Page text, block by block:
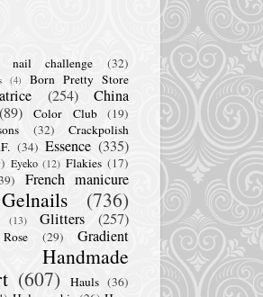
challenge (32)
(4)
Born Pretty Store
(254)
China
(89) Color Club
(19)
(32)
Crackpolish
(34) Essence (335)
Eyeko (12) Flakies (17)
French manicure
Gelnails (736)
(13) Glitters (257)
(29)
Gradient
Handmade
(607) Hauls (36)